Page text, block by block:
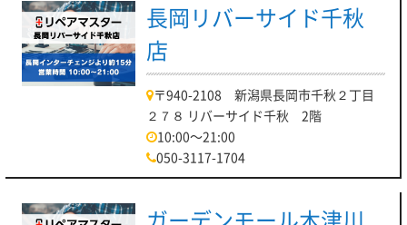
長岡リバーサイド千秋
店
〒940-2108 新潟県長岡市千秋２丁目
２７８ リバーサイド千秋 2階
10:00～21:00
050-3117-1704